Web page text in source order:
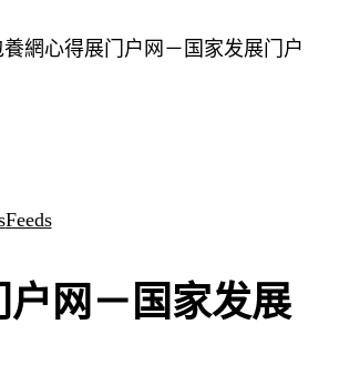
網心得展门户网－国家发展门户
Feeds
网－国家发展